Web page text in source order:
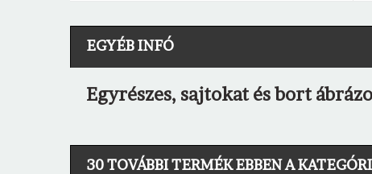
EGYÉB INFÓ
Egyrészes, sajtokat és bort
30 TOVÁBBI TERMÉK EBBEN A